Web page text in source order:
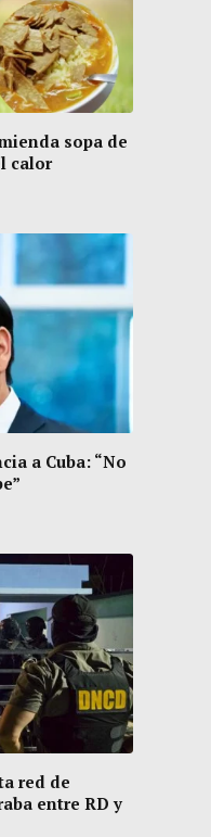
sopa de
calor
a Cuba: “No
red de
entre RD y